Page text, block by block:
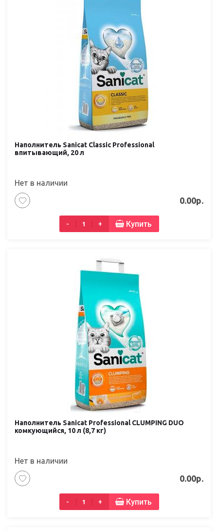
Наполнитель Sanicat Classic Professional
впитывающий, 20 л
Нет в наличии
0.00р.
- + Купить
Наполнитель Sanicat Professional CLUMPING DUO
комкующийся, 10 л (8,7 кг)
Нет в наличии
0.00р.
- + Купить